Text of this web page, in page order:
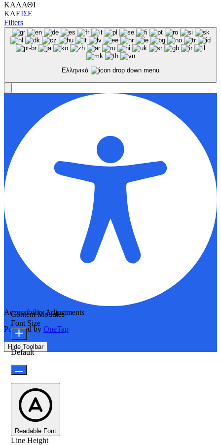
ΚΑΛΑΘΙ
ΚΛΕΙΣΕ
Filters
Ελληνικά
Accessibility Adjustments
Powered by OneTap
Hide Toolbar
Content Modules
Font Size
Default
Readable Font
Line Height